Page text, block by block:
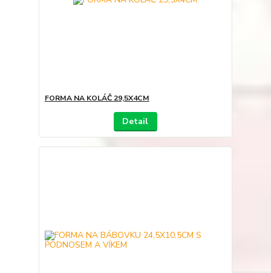
FORMA NA KOLÁČ 29,5X4CM
Detail